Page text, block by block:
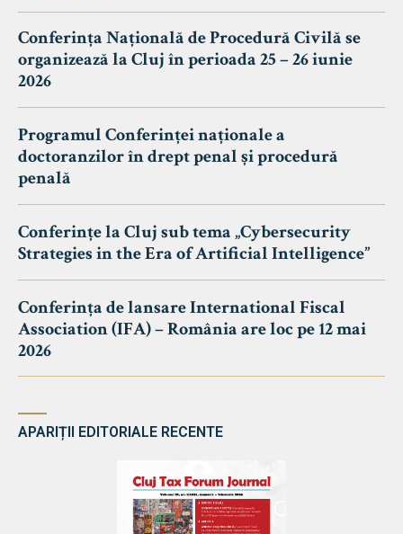
Conferința Națională de Procedură Civilă se
organizează la Cluj în perioada 25 – 26 iunie
2026
Programul Conferinței naționale a
doctoranzilor în drept penal și procedură
penală
Conferințe la Cluj sub tema „Cybersecurity
Strategies in the Era of Artificial Intelligence”
Conferința de lansare International Fiscal
Association (IFA) – România are loc pe 12 mai
2026
APARIȚII EDITORIALE RECENTE